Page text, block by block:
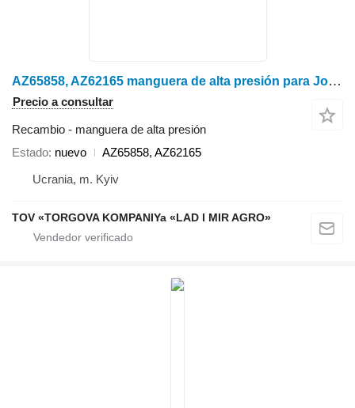
AZ65858, AZ62165 manguera de alta presión para John Deere W540, W550, W650, W660 cosechadora
Precio a consultar
Recambio - manguera de alta presión
Estado nuevo
AZ65858, AZ62165
Ucrania, m. Kyiv
TOV «TORGOVA KOMPANIYa «LAD I MIR AGRO»